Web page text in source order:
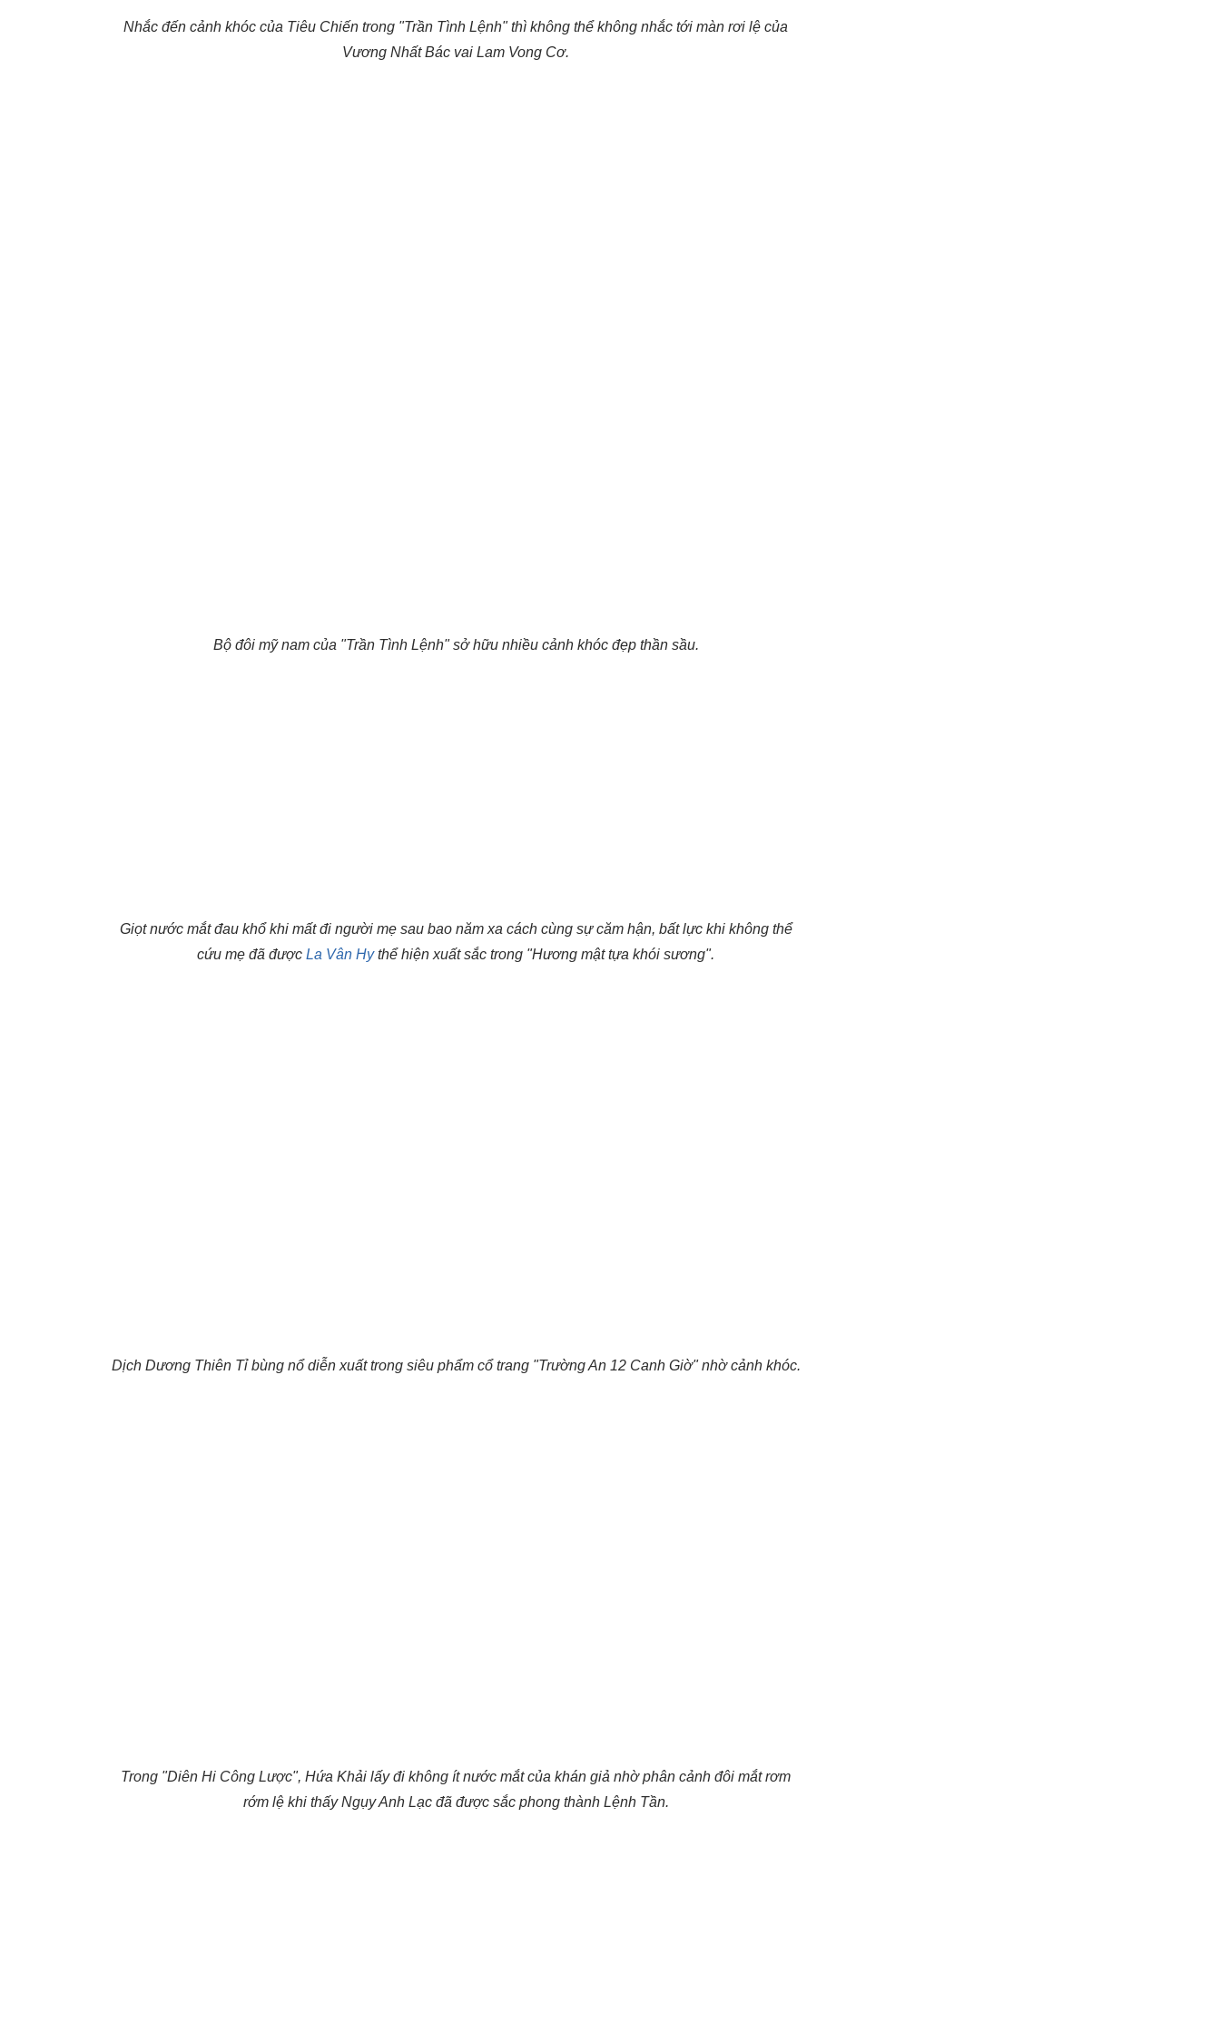
Nhắc đến cảnh khóc của Tiêu Chiến trong "Trần Tình Lệnh" thì không thể không nhắc tới màn rơi lệ của
Vương Nhất Bác vai Lam Vong Cơ.
Bộ đôi mỹ nam của "Trần Tình Lệnh" sở hữu nhiều cảnh khóc đẹp thần sầu.
Giọt nước mắt đau khổ khi mất đi người mẹ sau bao năm xa cách cùng sự căm hận, bất lực khi không thể
cứu mẹ đã được La Vân Hythể hiện xuất sắc trong "Hương mật tựa khói sương".
Dịch Dương Thiên Tỉ bùng nổ diễn xuất trong siêu phẩm cổ trang "Trường An 12 Canh Giờ" nhờ cảnh khóc.
Trong "Diên Hi Công Lược", Hứa Khải lấy đi không ít nước mắt của khán giả nhờ phân cảnh đôi mắt rơm
rớm lệ khi thấy Ngụy Anh Lạc đã được sắc phong thành Lệnh Tần.